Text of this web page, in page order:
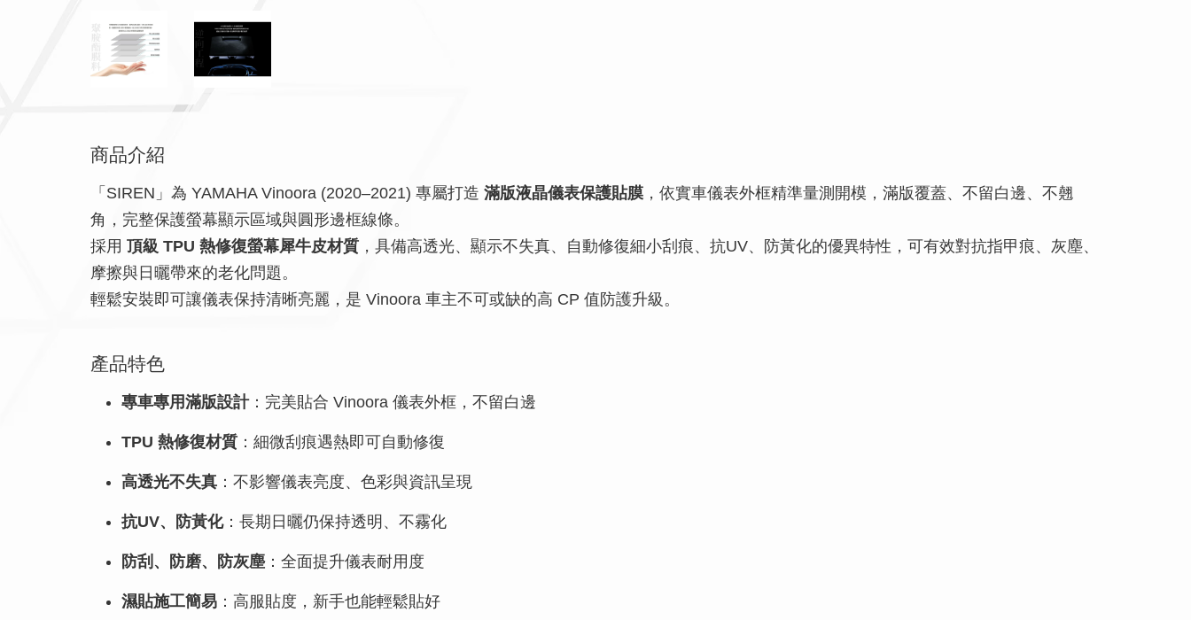
商品介紹
「SIREN」為 YAMAHA Vinoora (2020–2021) 專屬打造 滿版液晶儀表保護貼膜 ，依實車儀表外框精準量測開模，滿版覆蓋、不留白邊、不翹
角，完整保護螢幕顯示區域與圓形邊框線條。
採用 頂級 TPU 熱修復螢幕犀牛皮材質 ，具備高透光、顯示不失真、自動修復細小刮痕、抗UV、防黃化的優異特性，可有效對抗指甲痕、灰塵、
摩擦與日曬帶來的老化問題。
輕鬆安裝即可讓儀表保持清晰亮麗，是 Vinoora 車主不可或缺的高 CP 值防護升級。
產品特色
專車專用滿版設計：完美貼合 Vinoora 儀表外框，不留白邊
TPU 熱修復材質 ：細微刮痕遇熱即可自動修復
高透光不失真 ：不影響儀表亮度、色彩與資訊呈現
抗UV、防黃化：長期日曬仍保持透明、不霧化
防刮、防磨、防灰塵：全面提升儀表耐用度
濕貼施工簡易 ：高服貼度，新手也能輕鬆貼好